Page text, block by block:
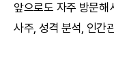
앞으로도 자주 방문해
사주, 성격 분석, 인간